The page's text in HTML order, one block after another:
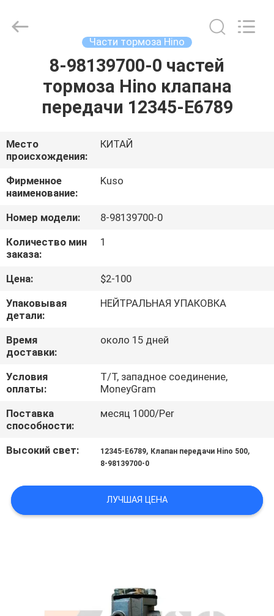
ПРОДУКТЫ
О
НАС
ПУТЕШЕСТВИЕ
ФАБРИКИ
ПРОВЕРКА
КАЧЕСТВА
СВЯЖИТЕСЬ
МЫ
НОВОСТИ
СПРОСИТЕ
ЦИТАТУ
КАРТА
САЙТА
Части тормоза Hino
8-98139700-0 частей
тормоза Hino клапана
передачи 12345-E6789
Место
происхождения:
КИТАЙ
Фирменное
наименование:
Kuso
Номер модели:
8-98139700-0
Количество мин
заказа:
1
Цена:
$2-100
Упаковывая
детали:
НЕЙТРАЛЬНАЯ УПАКОВКА
Время
доставки:
около 15 дней
Условия
оплаты:
T/T, западное соединение,
MoneyGram
Поставка
способности:
месяц 1000/Per
Высокий свет: 12345-E6789, Клапан передачи Hino 500,
8-98139700-0
ЛУЧШАЯ ЦЕНА